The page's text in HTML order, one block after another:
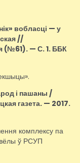
вобласці — у
//
(№61). — С. 1. ББК
і пашаны /
газета. — 2017.
комплексу па
ў РСУП